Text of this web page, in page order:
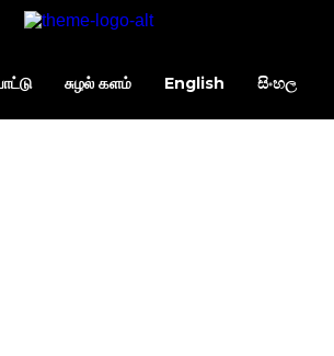
சுழல் களம் English සිංහල